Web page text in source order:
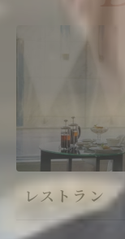
レストラン